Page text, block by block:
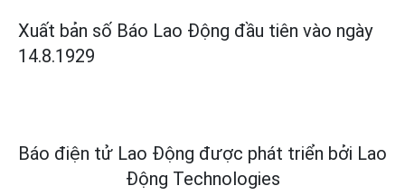
Xuất bản số Báo Lao Động đầu tiên vào ngày
14.8.1929
Báo điện tử Lao Động được phát triển bởi Lao
Động Technologies